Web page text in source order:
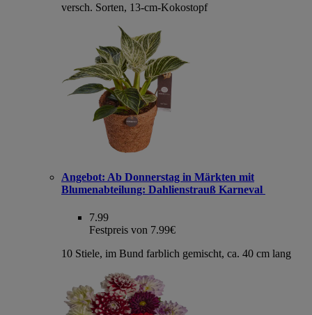
versch. Sorten, 13-cm-Kokostopf
Angebot: Ab Donnerstag in Märkten mit
Blumenabteilung: Dahlienstrauß Karneval
7.99
Festpreis von 7.99€
10 Stiele, im Bund farblich gemischt, ca. 40 cm lang